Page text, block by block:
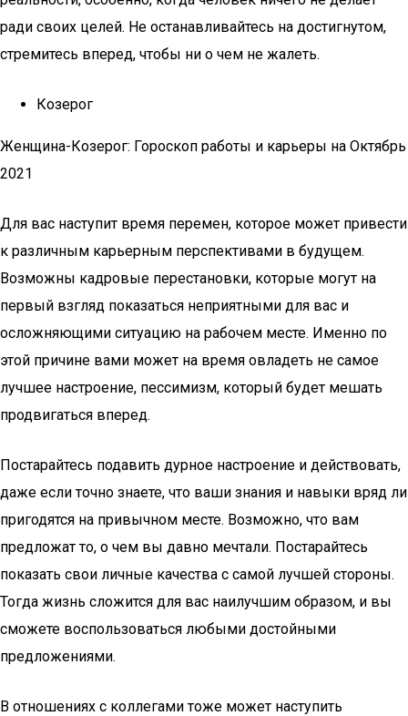
ради своих целей. Не останавливайтесь на достигнутом,
стремитесь вперед, чтобы ни о чем не жалеть.
Козерог
Женщина-Козерог: Гороскоп работы и карьеры на Октябрь
2021
Для вас наступит время перемен, которое может привести
к различным карьерным перспективами в будущем.
Возможны кадровые перестановки, которые могут на
первый взгляд показаться неприятными для вас и
осложняющими ситуацию на рабочем месте. Именно по
этой причине вами может на время овладеть не самое
лучшее настроение, пессимизм, который будет мешать
продвигаться вперед.
Постарайтесь подавить дурное настроение и действовать,
даже если точно знаете, что ваши знания и навыки вряд ли
пригодятся на привычном месте. Возможно, что вам
предложат то, о чем вы давно мечтали. Постарайтесь
показать свои личные качества с самой лучшей стороны.
Тогда жизнь сложится для вас наилучшим образом, и вы
сможете воспользоваться любыми достойными
предложениями.
В отношениях с коллегами тоже может наступить